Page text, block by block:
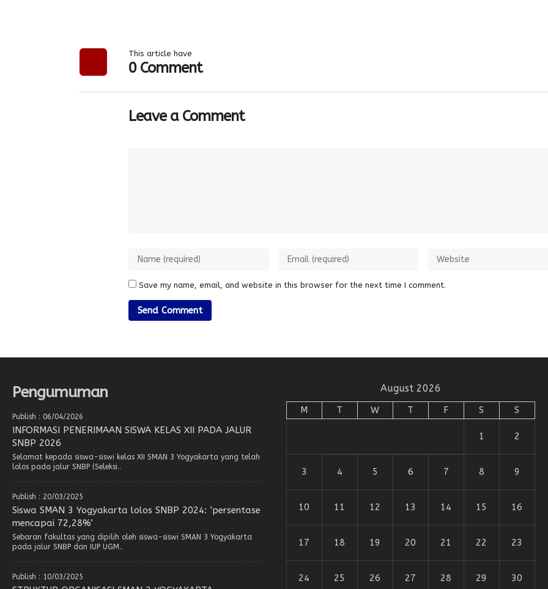
This article have
0 Comment
Leave a Comment
Save my name, email, and website in this browser for the next time I comment.
Pengumuman
Publish : 06/04/2026
INFORMASI PENERIMAAN SISWA KELAS XII PADA JALUR
SNBP 2026
Selamat kepada siswa-siswi kelas XII SMAN 3 Yogyakarta yang telah
lolos pada jalur SNBP (Seleksi..
Publish : 20/03/2025
Siswa SMAN 3 Yogyakarta lolos SNBP 2024: ‘persentase
mencapai 72,28%’
Sebaran fakultas yang dipilih oleh siswa-siswi SMAN 3 Yogyakarta
pada jalur SNBP dan IUP UGM..
Publish : 10/03/2025
August 2026
M T W T F S S
1 2
3 4 5 6 7 8 9
10 11 12 13 14 15 16
17 18 19 20 21 22 23
24 25 26 27 28 29 30